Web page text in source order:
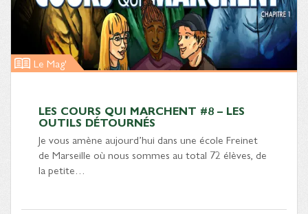
Le Mag'
LES COURS QUI MARCHENT #8 – LES
OUTILS DÉTOURNÉS
Je vous amène aujourd’hui dans une école Freinet
de Marseille où nous sommes au total 72 élèves, de
la petite…